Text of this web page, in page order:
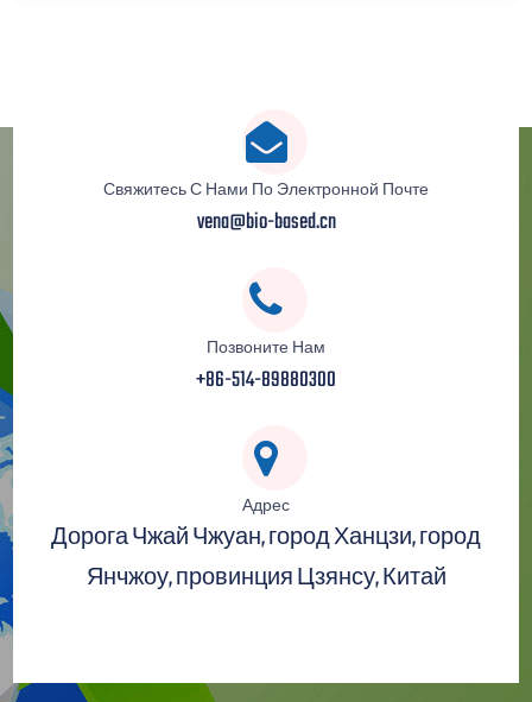
заточки зубов, обработка различных творческих
добавок. Счастье питомца гарантировано: рука об
руку создайте круг любви для домашних питомцев.
Свяжитесь С Нами По Электронной Почте
vena@bio-based.cn
Позвоните Нам
+86-514-89880300
Адрес
Дорога Чжай Чжуан, город Ханцзи, город
Янчжоу, провинция Цзянсу, Китай